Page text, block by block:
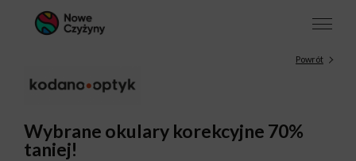
Powrót
Wybrane okulary korekcyjne 70%
taniej!